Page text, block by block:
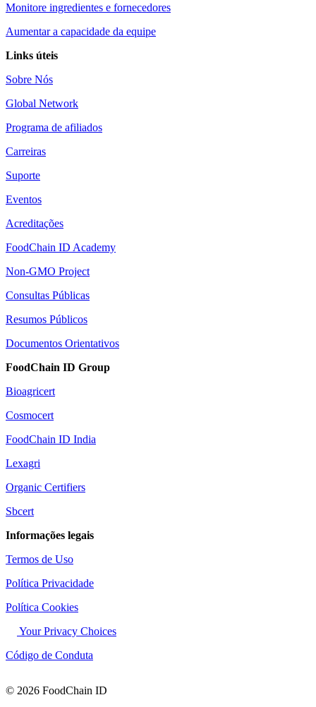
Monitore ingredientes e fornecedores
Aumentar a capacidade da equipe
Links úteis
Sobre Nós
Global Network
Programa de afiliados
Carreiras
Suporte
Eventos
Acreditações
FoodChain ID Academy
Non-GMO Project
Consultas Públicas
Resumos Públicos
Documentos Orientativos
FoodChain ID Group
Bioagricert
Cosmocert
FoodChain ID India
Lexagri
Organic Certifiers
Sbcert
Informações legais
Termos de Uso
Política Privacidade
Política Cookies
Your Privacy Choices
Código de Conduta
© 2026 FoodChain ID